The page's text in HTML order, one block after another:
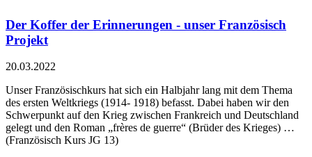
Der Koffer der Erinnerungen - unser Französisch
Projekt
20.03.2022
Unser Französischkurs hat sich ein Halbjahr lang mit dem Thema
des ersten Weltkriegs (1914- 1918) befasst. Dabei haben wir den
Schwerpunkt auf den Krieg zwischen Frankreich und Deutschland
gelegt und den Roman „frères de guerre“ (Brüder des Krieges) …
(Französisch Kurs JG 13)